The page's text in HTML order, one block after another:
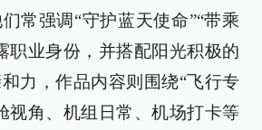
常强调“守护蓝天使命”“带乘
职业身份，并搭配阳光积极的
力，作品内容则围绕“飞行专
视角、机组日常、机场打卡等